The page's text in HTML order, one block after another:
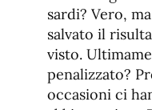
sardi? Vero,
salvato il
visto.
penalizzato?
occasioni ci